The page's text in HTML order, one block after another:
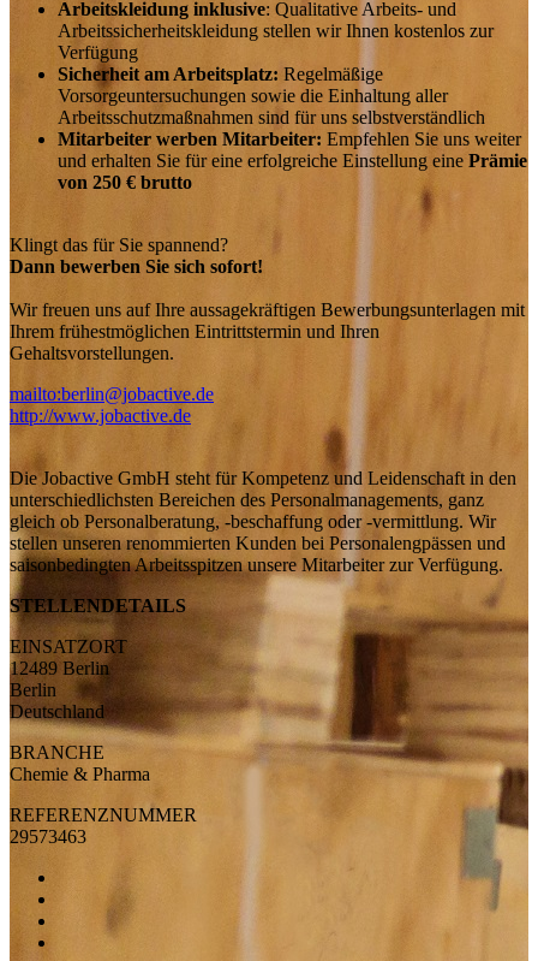
Arbeitskleidung inklusive: Qualitative Arbeits- und
Arbeitssicherheitskleidung stellen wir Ihnen kostenlos zur
Verfügung
Sicherheit am Arbeitsplatz: Regelmäßige
Vorsorgeuntersuchungen sowie die Einhaltung aller
Arbeitsschutzmaßnahmen sind für uns selbstverständlich
Mitarbeiter werben Mitarbeiter: Empfehlen Sie uns weiter
und erhalten Sie für eine erfolgreiche Einstellung eine Prämie
von 250 € brutto
Klingt das für Sie spannend?
Dann bewerben Sie sich sofort!
Wir freuen uns auf Ihre aussagekräftigen Bewerbungsunterlagen mit
Ihrem frühestmöglichen Eintrittstermin und Ihren
Gehaltsvorstellungen.
mailto:berlin@jobactive.de
http://www.jobactive.de
Die Jobactive GmbH steht für Kompetenz und Leidenschaft in den
unterschiedlichsten Bereichen des Personalmanagements, ganz
gleich ob Personalberatung, -beschaffung oder -vermittlung. Wir
stellen unseren renommierten Kunden bei Personalengpässen und
saisonbedingten Arbeitsspitzen unsere Mitarbeiter zur Verfügung.
STELLENDETAILS
EINSATZORT
12489 Berlin
Berlin
Deutschland
BRANCHE
Chemie & Pharma
REFERENZNUMMER
29573463